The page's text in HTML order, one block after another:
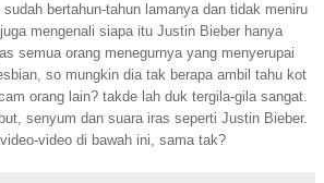
bertahun-tahun lamanya dan tidak meniru
mengenali siapa itu Justin Bieber hanya
semua orang menegurnya yang menyerupai
so mungkin dia tak berapa ambil tahu kot
orang lain? takde lah duk tergila-gila sangat.
senyum dan suara iras seperti Justin Bieber.
video di bawah ini, sama tak?